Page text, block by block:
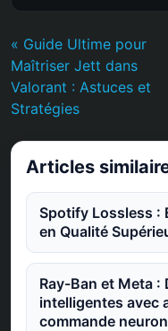
« Guide Ultime pour
Maîtriser Jett dans
Valorant : Astuces et
Stratégies
Articles
Spotify Lossless :
en Qualité
Ray-Ban et Meta
intelligentes avec
commande